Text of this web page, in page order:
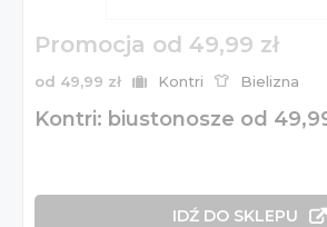
Promocja od 49,99 zł
od 49,99 zł Kontri Bielizna
Kontri: biustonosze od
IDŹ DO SKLEPU